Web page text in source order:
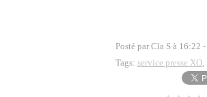
Posté par Cla S à 16:22 -
Tags: service presse XO,